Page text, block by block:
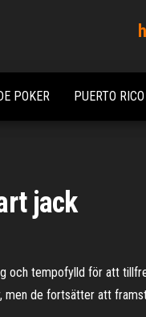
POKER PUERTO
jack
och tempofylld för att
men de fortsätter att